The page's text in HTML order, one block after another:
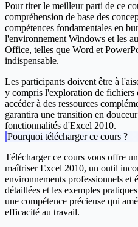
Pour tirer le meilleur parti de ce
compréhension de base des
compétences fondamentales en
l'environnement Windows et les
Office, telles que Word et
indispensable.
Les participants doivent être à
y compris l'exploration de fichiers
accéder à des ressources
garantira une transition en
fonctionnalités d'Excel 2010.
Pourquoi télécharger ce cours ?
Télécharger ce cours vous offre
maîtriser Excel 2010, un outil
environnements professionnels et
détaillées et les exemples
une compétence précieuse qui
efficacité au travail.